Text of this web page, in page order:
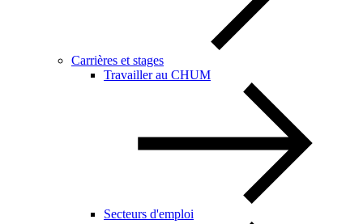
Carrières et stages
Travailler au CHUM
Secteurs d'emploi